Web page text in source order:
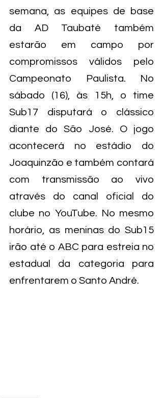
semana, as equipes de base
da AD Taubaté também
estarão em campo por
compromissos válidos pelo
Campeonato Paulista. No
sábado (16), às 15h, o time
Sub17 disputará o clássico
diante do São José. O jogo
acontecerá no estádio do
Joaquinzão e também contará
com transmissão ao vivo
através do canal oficial do
clube no YouTube. No mesmo
horário, as meninas do Sub15
irão até o ABC para estreia no
estadual da categoria para
enfrentarem o Santo André.